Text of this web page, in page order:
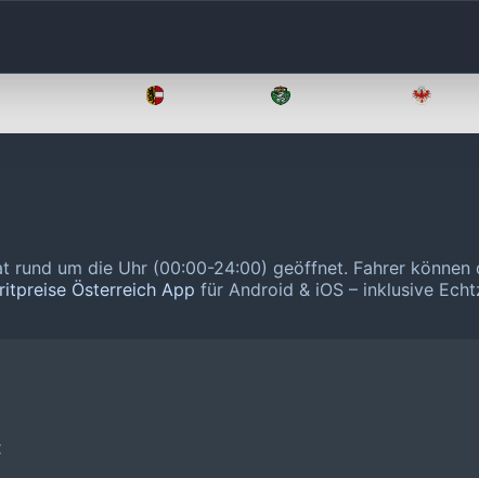
rund um die Uhr (00:00-24:00) geöffnet. Fahrer können
Österreich App für Android & iOS – inklusive